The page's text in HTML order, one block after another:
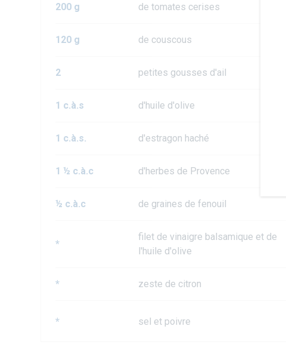
200 g de tomates cerises
120 g de couscous
2 petites gousses d'ail
1 c.à.s d'huile d'olive
1 c.à.s. d'estragon haché
1 ½ c.à.c d'herbes de Provence
½ c.à.c de graines de fenouil
*
filet de vinaigre balsamique et de
l'huile d'olive
* zeste de citron
* sel et poivre